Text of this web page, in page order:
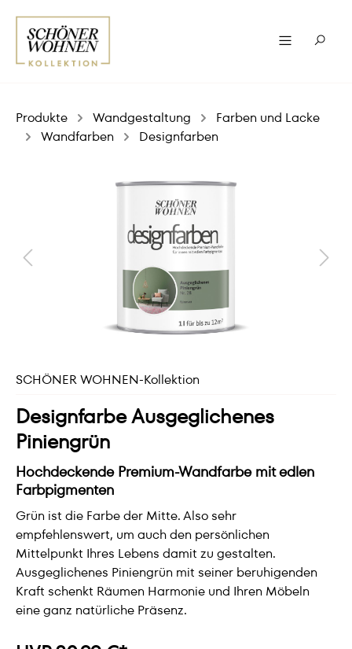
Produkte Wandgestaltung
Farben und Lacke
Wandfarben
Designfarben
SCHÖNER WOHNEN-Kollektion
Designfarbe Ausgeglichenes
Piniengrün
Hochdeckende Premium-Wandfarbe mit edlen
Farbpigmenten
Grün ist die Farbe der Mitte. Also sehr
empfehlenswert, um auch den persönlichen
Mittelpunkt Ihres Lebens damit zu gestalten.
Ausgeglichenes Piniengrün mit seiner beruhigenden
Kraft schenkt Räumen Harmonie und Ihren Möbeln
eine ganz natürliche Präsenz.